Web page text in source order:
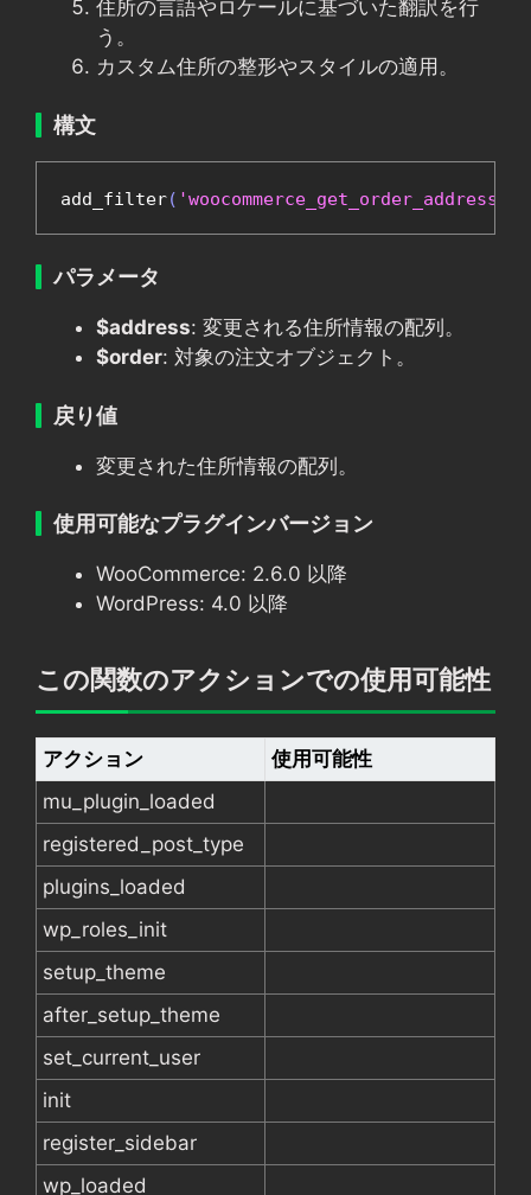
住所の言語やロケールに基づいた翻訳を行
う。
カスタム住所の整形やスタイルの適用。
構文
add_filter( 'woocommerce_get_order_address'
パラメータ
$address: 変更される住所情報の配列。
$order: 対象の注文オブジェクト。
戻り値
変更された住所情報の配列。
使用可能なプラグインバージョン
WooCommerce: 2.6.0 以降
WordPress: 4.0 以降
この関数のアクションでの使用可能性
アクション
使用可能性
mu_plugin_loaded
registered_post_type
plugins_loaded
wp_roles_init
setup_theme
after_setup_theme
set_current_user
init
register_sidebar
wp_loaded